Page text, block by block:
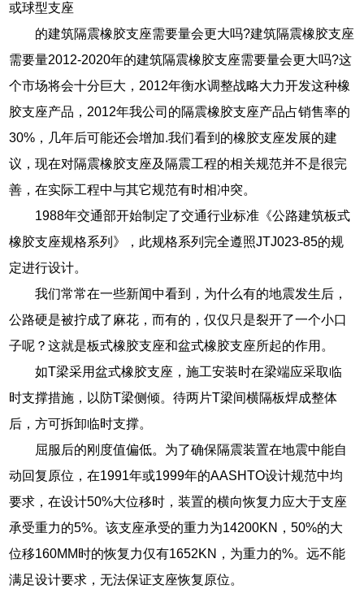
或球型支座
的建筑隔震橡胶支座需要量会更大吗?建筑隔震橡胶支座
需要量2012-2020年的建筑隔震橡胶支座需要量会更大吗?这
个市场将会十分巨大，2012年衡水调整战略大力开发这种橡
胶支座产品，2012年我公司的隔震橡胶支座产品占销售率的
30%，几年后可能还会增加.我们看到的橡胶支座发展的建
议，现在对隔震橡胶支座及隔震工程的相关规范并不是很完
善，在实际工程中与其它规范有时相冲突。
1988年交通部开始制定了交通行业标准《公路建筑板式
橡胶支座规格系列》，此规格系列完全遵照JTJ023-85的规
定进行设计。
我们常常在一些新闻中看到，为什么有的地震发生后，
公路硬是被拧成了麻花，而有的，仅仅只是裂开了一个小口
子呢？这就是板式橡胶支座和盆式橡胶支座所起的作用。
如T梁采用盆式橡胶支座，施工安装时在梁端应采取临
时支撑措施，以防T梁侧倾。待两片T梁间横隔板焊成整体
后，方可拆卸临时支撑。
屈服后的刚度值偏低。为了确保隔震装置在地震中能自
动回复原位，在1991年或1999年的AASHTO设计规范中均
要求，在设计50%大位移时，装置的横向恢复力应大于支座
承受重力的5%。该支座承受的重力为14200KN，50%的大
位移160MM时的恢复力仅有1652KN，为重力的%。远不能
满足设计要求，无法保证支座恢复原位。